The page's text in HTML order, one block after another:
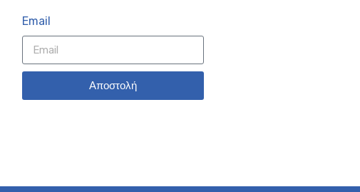
Email
Αποστολή